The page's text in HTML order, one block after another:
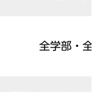
全学部・全学